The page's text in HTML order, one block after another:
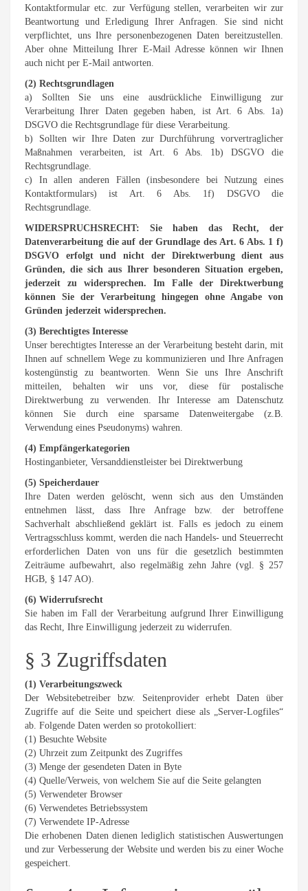
Kontaktformular etc. zur Verfügung stellen, verarbeiten wir zur
Beantwortung und Erledigung Ihrer Anfragen. Sie sind nicht
verpflichtet, uns Ihre personenbezogenen Daten bereitzustellen.
Aber ohne Mitteilung Ihrer E-Mail Adresse können wir Ihnen
auch nicht per E-Mail antworten.
(2) Rechtsgrundlagen
a) Sollten Sie uns eine ausdrückliche Einwilligung zur
Verarbeitung Ihrer Daten gegeben haben, ist Art. 6 Abs. 1a)
DSGVO die Rechtsgrundlage für diese Verarbeitung.
b) Sollten wir Ihre Daten zur Durchführung vorvertraglicher
Maßnahmen verarbeiten, ist Art. 6 Abs. 1b) DSGVO die
Rechtsgrundlage.
c) In allen anderen Fällen (insbesondere bei Nutzung eines
Kontaktformulars) ist Art. 6 Abs. 1f) DSGVO die
Rechtsgrundlage.
WIDERSPRUCHSRECHT: Sie haben das Recht, der
Datenverarbeitung die auf der Grundlage des Art. 6 Abs. 1 f)
DSGVO erfolgt und nicht der Direktwerbung dient aus
Gründen, die sich aus Ihrer besonderen Situation ergeben,
jederzeit zu widersprechen. Im Falle der Direktwerbung
können Sie der Verarbeitung hingegen ohne Angabe von
Gründen jederzeit widersprechen.
(3) Berechtigtes Interesse
Unser berechtigtes Interesse an der Verarbeitung besteht darin, mit
Ihnen auf schnellem Wege zu kommunizieren und Ihre Anfragen
kostengünstig zu beantworten. Wenn Sie uns Ihre Anschrift
mitteilen, behalten wir uns vor, diese für postalische
Direktwerbung zu verwenden. Ihr Interesse am Datenschutz
können Sie durch eine sparsame Datenweitergabe (z.B.
Verwendung eines Pseudonyms) wahren.
(4) Empfängerkategorien
Hostinganbieter, Versanddienstleister bei Direktwerbung
(5) Speicherdauer
Ihre Daten werden gelöscht, wenn sich aus den Umständen
entnehmen lässt, dass Ihre Anfrage bzw. der betroffene
Sachverhalt abschließend geklärt ist. Falls es jedoch zu einem
Vertragsschluss kommt, werden die nach Handels- und Steuerrecht
erforderlichen Daten von uns für die gesetzlich bestimmten
Zeiträume aufbewahrt, also regelmäßig zehn Jahre (vgl. § 257
HGB, § 147 AO).
(6) Widerrufsrecht
Sie haben im Fall der Verarbeitung aufgrund Ihrer Einwilligung
das Recht, Ihre Einwilligung jederzeit zu widerrufen.
§ 3 Zugriffsdaten
(1) Verarbeitungszweck
Der Websitebetreiber bzw. Seitenprovider erhebt Daten über
Zugriffe auf die Seite und speichert diese als „Server-Logfiles“
ab. Folgende Daten werden so protokolliert:
(1) Besuchte Website
(2) Uhrzeit zum Zeitpunkt des Zugriffes
(3) Menge der gesendeten Daten in Byte
(4) Quelle/Verweis, von welchem Sie auf die Seite gelangten
(5) Verwendeter Browser
(6) Verwendetes Betriebssystem
(7) Verwendete IP-Adresse
Die erhobenen Daten dienen lediglich statistischen Auswertungen
und zur Verbesserung der Website und werden bis zu einer Woche
gespeichert.